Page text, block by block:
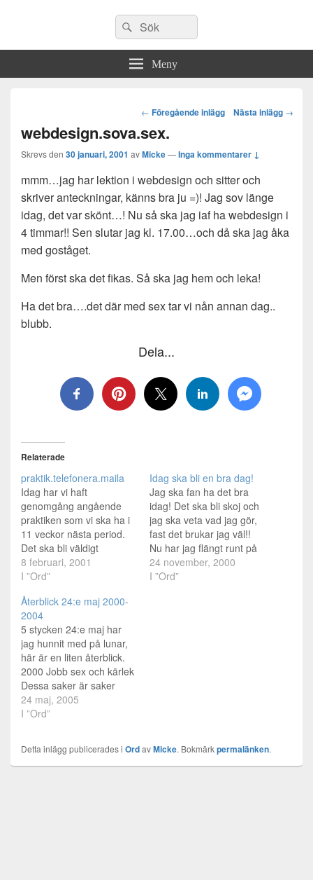
Sök
efter:
Sök
Meny
Post
← Föregående inlägg Nästa inlägg →
webdesign.sova.sex.
Skrevs den 30 januari, 2001 avMicke—Inga kommentarer ↓
mmm…jag har lektion i webdesign och sitter och
skriver anteckningar, känns bra ju =)! Jag sov länge
idag, det var skönt…! Nu så ska jag iaf ha webdesign i
4 timmar!! Sen slutar jag kl. 17.00…och då ska jag åka
med goståget.
Men först ska det fikas. Så ska jag hem och leka!
Ha det bra….det där med sex tar vi nån annan dag..
blubb.
Dela...
Relaterade
praktik.telefonera.maila
Idag har vi haft
genomgång angående
praktiken som vi ska ha i
11 veckor nästa period.
Det ska bli väldigt
spännande att se vart
man hamnar och om man
maila och ringa och sånt
för att fixa det bara, dags
att tag tag i…
8 februari, 2001
I ”Ord”
Idag ska bli en bra dag!
Jag ska fan ha det bra
idag! Det ska bli skoj och
jag ska veta vad jag gör,
fast det brukar jag väl!!
Nu har jag flängt runt på
stan med en idol till mig!
Alltså han är min idol...jag
24 november, 2000
I ”Ord”
Återblick 24:e maj 2000-
2004
5 stycken 24:e maj har
jag hunnit med på lunar,
här är en liten återblick.
2000 Jobb sex och kärlek
Dessa saker är saker
som jag inte har så
mycket erfarenhet av.
gärna ha tontals mkt mer
erfarenhet av det.…
24 maj, 2005
I ”Ord”
Detta inlägg publicerades i OrdavMicke. Bokmärkpermalänken.